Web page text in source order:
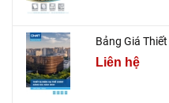
Bảng Giá
Liên hệ